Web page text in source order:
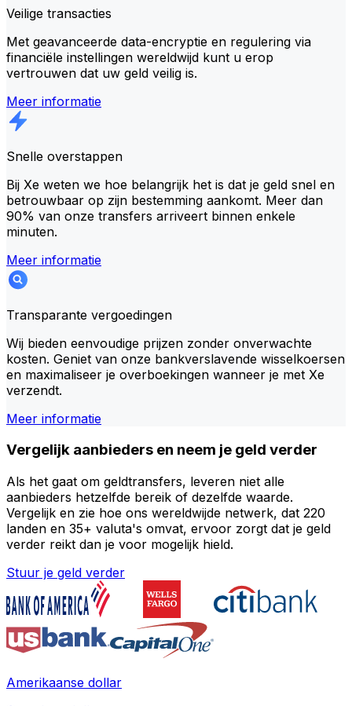
Veilige transacties
Met geavanceerde data-encryptie en regulering via
financiële instellingen wereldwijd kunt u erop
vertrouwen dat uw geld veilig is.
Meer informatie
Snelle overstappen
Bij Xe weten we hoe belangrijk het is dat je geld snel en
betrouwbaar op zijn bestemming aankomt. Meer dan
90% van onze transfers arriveert binnen enkele
minuten.
Meer informatie
Transparante vergoedingen
Wij bieden eenvoudige prijzen zonder onverwachte
kosten. Geniet van onze bankverslavende wisselkoersen
en maximaliseer je overboekingen wanneer je met Xe
verzendt.
Meer informatie
Vergelijk aanbieders en neem je geld verder
Als het gaat om geldtransfers, leveren niet alle
aanbieders hetzelfde bereik of dezelfde waarde.
Vergelijk en zie hoe ons wereldwijde netwerk, dat 220
landen en 35+ valuta's omvat, ervoor zorgt dat je geld
verder reikt dan je voor mogelijk hield.
Stuur je geld verder
Amerikaanse dollar